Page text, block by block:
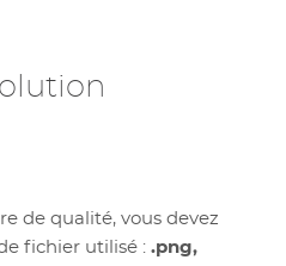
de qualité, vous devez
fichier utilisé : .png,